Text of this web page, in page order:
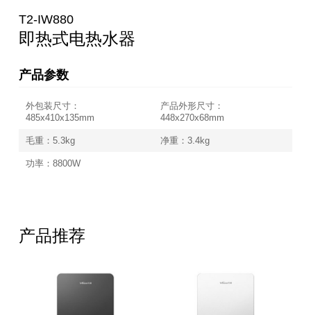
T2-IW880
即热式电热水器
产品参数
外包装尺寸：
485x410x135mm
产品外形尺寸：
448x270x68mm
毛重：5.3kg 净重：3.4kg
功率：8800W
产品推荐